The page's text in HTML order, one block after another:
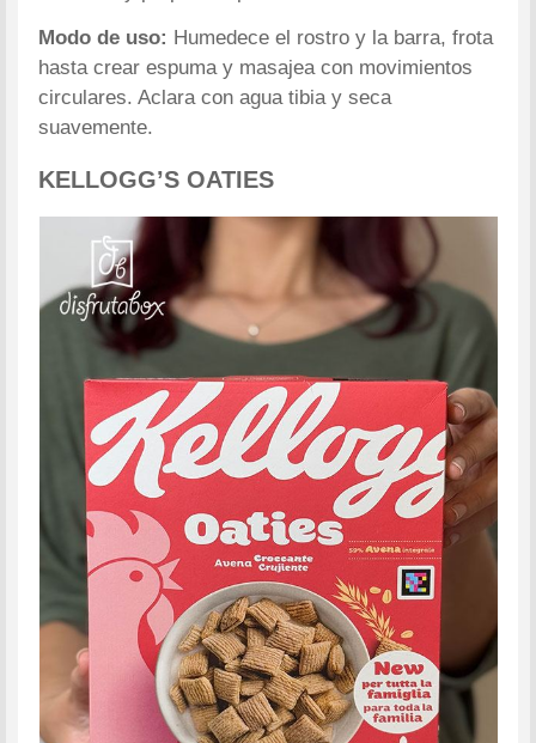
Modo de uso: Humedece el rostro y la barra, frota
hasta crear espuma y masajea con movimientos
circulares. Aclara con agua tibia y seca
suavemente.
KELLOGG’S OATIES